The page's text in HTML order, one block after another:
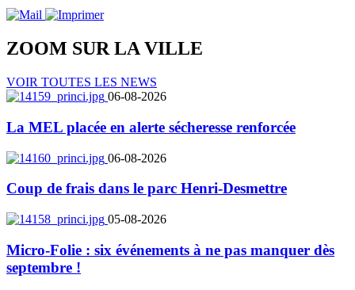
ZOOM SUR LAVILLE
VOIR TOUTES LES NEWS
06-08-2026
La MEL placée en alerte sécheresse renforcée
06-08-2026
Coup de frais dans le parc Henri-Desmettre
05-08-2026
Micro-Folie : six événements à ne pas manquer dès
septembre !